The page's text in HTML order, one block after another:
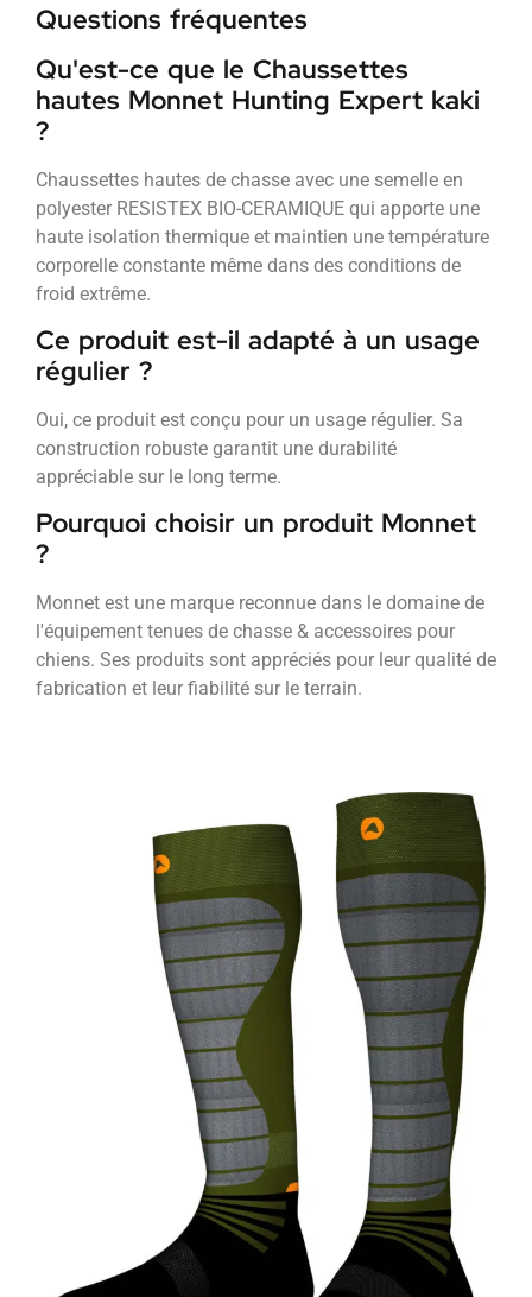
Questions fréquentes
Qu'est-ce que le Chaussettes
hautes Monnet Hunting Expert kaki
?
Chaussettes hautes de chasse avec une semelle en
polyester RESISTEX BIO-CERAMIQUE qui apporte une
haute isolation thermique et maintien une température
corporelle constante même dans des conditions de
froid extrême.
Ce produit est-il adapté à un usage
régulier ?
Oui, ce produit est conçu pour un usage régulier. Sa
construction robuste garantit une durabilité
appréciable sur le long terme.
Pourquoi choisir un produit Monnet
?
Monnet est une marque reconnue dans le domaine de
l'équipement tenues de chasse & accessoires pour
chiens. Ses produits sont appréciés pour leur qualité de
fabrication et leur fiabilité sur le terrain.